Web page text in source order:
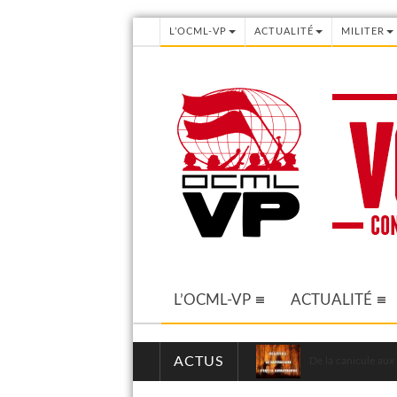
L’OCML-VP ACTUALITÉ MILITER
L’OCML-VP ACTUALITÉ
ACTUS